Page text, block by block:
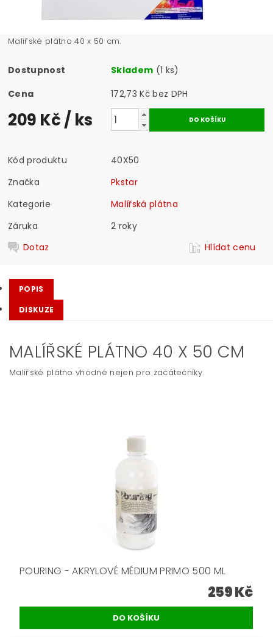
Malířské plátno 40 x 50 cm.
Dostupnost Skladem (1 ks)
Cena
172,73 Kč bez DPH
209 Kč/ ks
Kód produktu
40X50
Značka
Pkstar
Kategorie
Malířská plátna
Záruka
2 roky
Dotaz
Hlídat cenu
POPIS
DISKUZE
MALÍŘSKÉ PLÁTNO 40 X 50 CM
Malířské plátno vhodné nejen pro začátečníky.
POURING - AKRYLOVÉ MÉDIUM PRIMO 500 ML
259 Kč